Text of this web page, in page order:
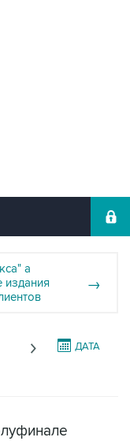
а
издания
→
ДАТА